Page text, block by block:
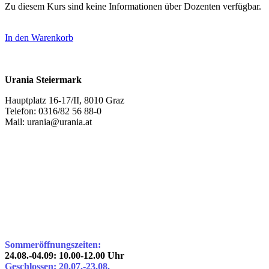
Zu diesem Kurs sind keine Informationen über Dozenten verfügbar.
In den Warenkorb
Urania Steiermark
Hauptplatz 16-17/II, 8010 Graz
Telefon: 0316/82 56 88-0
Mail: urania@urania.at
Sommeröffnungszeiten:
24.08.-04.09: 10.00-12.00 Uhr
Geschlossen: 20.07.-23.08.